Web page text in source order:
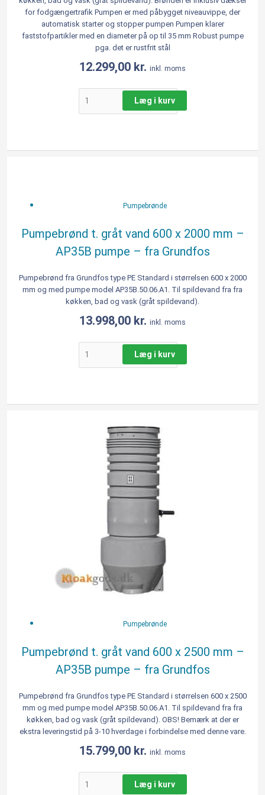
for fodgængertrafik Pumpen er med påbygget niveauvippe, der
automatisk starter og stopper pumpen Pumpen klarer
faststofpartikler med en diameter på op til 35 mm Robust pumpe
pga. det er rustfrit stål
12.299,00 kr. inkl. moms
-
fra
Grundfos
antal
Læg i kurv
Pumpebrønde
Pumpebrønd t. gråt vand 600 x 2000 mm –
AP35B pumpe – fra Grundfos
Pumpebrønd fra Grundfos type PE Standard i størrelsen 600 x 2000
mm og med pumpe model AP35B.50.06.A1. Til spildevand fra fra
køkken, bad og vask (gråt spildevand).
13.998,00 kr. inkl. moms
2000
mm
AP35B
pumpe
-
fra
antal
Læg i kurv
Pumpebrønde
Pumpebrønd t. gråt vand 600 x 2500 mm –
AP35B pumpe – fra Grundfos
Pumpebrønd fra Grundfos type PE Standard i størrelsen 600 x 2500
mm og med pumpe model AP35B.50.06.A1. Til spildevand fra fra
køkken, bad og vask (gråt spildevand). OBS! Bemærk at der er
ekstra leveringstid på 3-10 hverdage i forbindelse med denne vare.
15.799,00 kr. inkl. moms
pumpe
fra
Grundfos
Læg i kurv